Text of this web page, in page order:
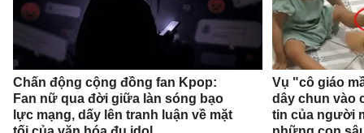
Chấn động cộng đồng fan Kpop:
Fan nữ qua đời giữa làn sóng bạo
lực mạng, dấy lên tranh luận về mặt
Vụ "cô giáo
dây chun vào
tin của người